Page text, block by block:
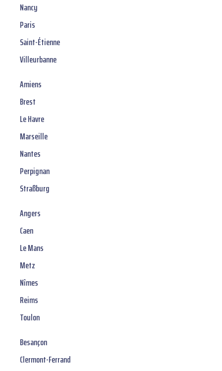
Nancy
Paris
Saint-Étienne
Villeurbanne
Amiens
Brest
Le Havre
Marseille
Nantes
Perpignan
Straßburg
Angers
Caen
Le Mans
Metz
Nîmes
Reims
Toulon
Besançon
Clermont-Ferrand